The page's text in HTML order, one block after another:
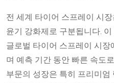
전 세계 타이어 스프레이 시
윤기 강화제로 구분됩니다.
글로벌 타이어 스프레이 시
며 예측 기간 동안 빠른 속도
부문의 성장은 특히 프리미